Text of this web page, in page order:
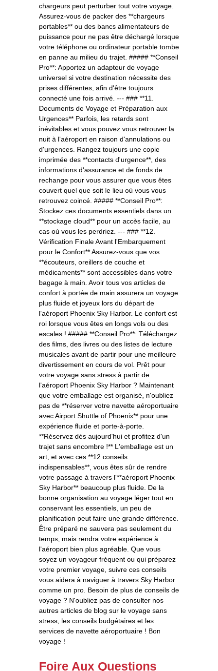
chargeurs peut perturber tout votre voyage.
Assurez-vous de packer des **chargeurs
portables** ou des bancs alimentateurs de
puissance pour ne pas être déchargé lorsque
votre téléphone ou ordinateur portable tombe
en panne au milieu du trajet. ##### **Conseil
Pro**: Apportez un adapteur de voyage
universel si votre destination nécessite des
prises différentes, afin d'être toujours
connecté une fois arrivé. --- ### **11.
Documents de Voyage et Préparation aux
Urgences** Parfois, les retards sont
inévitables et vous pouvez vous retrouver la
nuit à l'aéroport en raison d'annulations ou
d'urgences. Rangez toujours une copie
imprimée des **contacts d'urgence**, des
informations d'assurance et de fonds de
rechange pour vous assurer que vous êtes
couvert quel que soit le lieu où vous vous
retrouvez coincé. ##### **Conseil Pro**:
Stockez ces documents essentiels dans un
**stockage cloud** pour un accès facile, au
cas où vous les perdriez. --- ### **12.
Vérification Finale Avant l'Embarquement
pour le Confort** Assurez-vous que vos
**écouteurs, oreillers de couche et
médicaments** sont accessibles dans votre
bagage à main. Avoir tous vos articles de
confort à portée de main assurera un voyage
plus fluide et joyeux lors du départ de
l'aéroport Phoenix Sky Harbor. Le confort est
roi lorsque vous êtes en longs vols ou des
escales ! ##### **Conseil Pro**: Téléchargez
des films, des livres ou des listes de lecture
musicales avant de partir pour une meilleure
divertissement en cours de vol. Prêt pour
votre voyage sans stress à partir de
l'aéroport Phoenix Sky Harbor ? Maintenant
que votre emballage est organisé, n'oubliez
pas de **réserver votre navette aéroportuaire
avec Airport Shuttle of Phoenix** pour une
expérience fluide et porte-à-porte.
**Réservez dès aujourd'hui et profitez d'un
trajet sans encombre !** L'emballage est un
art, et avec ces **12 conseils
indispensables**, vous êtes sûr de rendre
votre passage à travers l'**aéroport Phoenix
Sky Harbor** beaucoup plus fluide. De la
bonne organisation au voyage léger tout en
conservant les essentiels, un peu de
planification peut faire une grande différence.
Être préparé ne sauvera pas seulement du
temps, mais rendra votre expérience à
l'aéroport bien plus agréable. Que vous
soyez un voyageur fréquent ou qui préparez
votre premier voyage, suivre ces conseils
vous aidera à naviguer à travers Sky Harbor
comme un pro. Besoin de plus de conseils de
voyage ? N'oubliez pas de consulter nos
autres articles de blog sur le voyage sans
stress, les conseils budgétaires et les
services de navette aéroportuaire ! Bon
voyage !
Foire Aux Questions